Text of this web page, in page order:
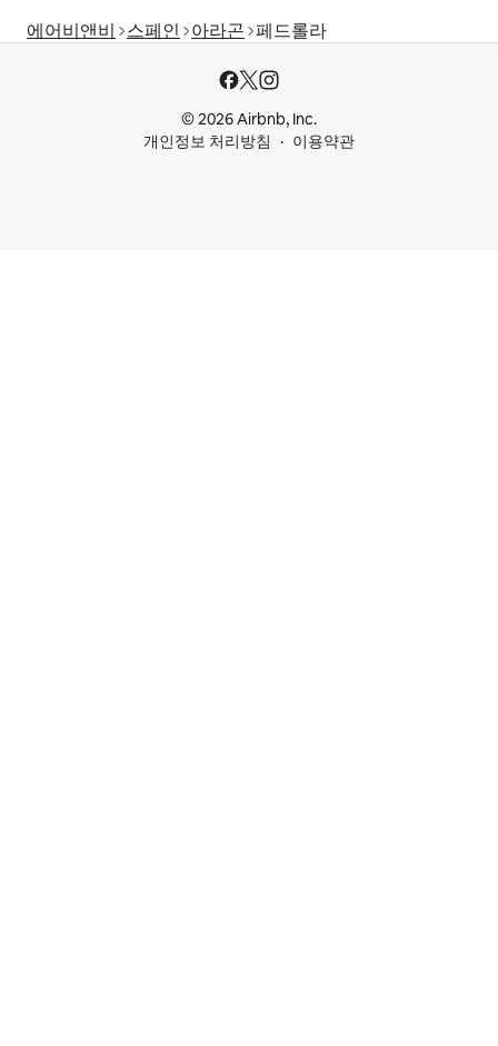
에어비앤비 스페인 아라곤 페드롤라
© 2026 Airbnb, Inc.
개인정보 처리방침
이용약관